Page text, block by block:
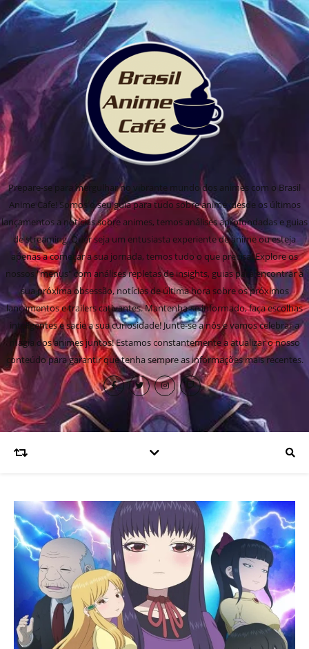
Prepare-se para mergulhar no vibrante mundo dos animes com o Brasil
Anime Cafe! Somos o seu guia para tudo sobre anime, desde os últimos
lançamentos a notícias sobre animes, temos análises aprofundadas e guias
de streaming. Quer seja um entusiasta experiente de anime ou esteja
apenas a começar a sua jornada, temos tudo o que precisa! Explore os
nossos "menus" com análises repletas de insights, guias para encontrar a
sua próxima obsessão, notícias de última hora sobre os próximos
lançamentos e trailers cativantes. Mantenha-se informado, faça escolhas
inteligentes e sacie a sua curiosidade! Junte-se a nós e vamos celebrar a
magia dos animes juntos! Estamos constantemente a atualizar o nosso
conteúdo para garantir que tenha sempre as informações mais recentes.